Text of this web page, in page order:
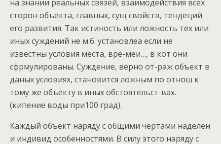
на знании реальных связей, взаимодействия всех
сторон объекта, главных, сущ свойств, тендеций
его развития. Так истиность или ложность тех или
иных суждений не м.б. установлеа если не
известны условия места, вре-меи…, в кот они
сфрмулированы. Суждение, верно от-раж объект в
даных условиях, становится ложным по отнош к
тому же объекту в иных обстоятельст-вах.
(кипение воды при100 град).
Каждый объект наряду с общими чертами наделен
и индивид особенностями. В силу этого наряду с